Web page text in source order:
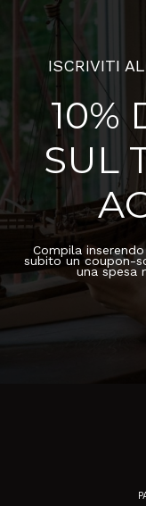
ISCRIVITI
10%
SUL
Compila
subito un coupon-
una spesa